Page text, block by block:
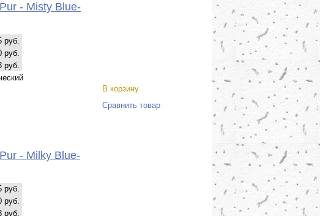
- Misty Blue-
руб.
руб.
руб.
В корзину
Сравнить товар
- Milky Blue-
руб.
руб.
руб.